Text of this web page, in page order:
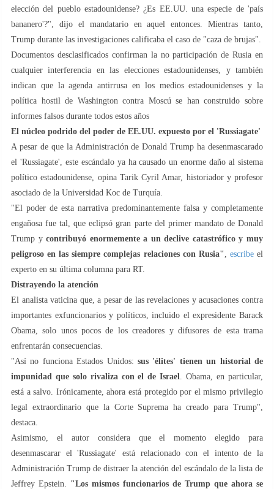
elección del pueblo estadounidense? ¿Es EE.UU. una especie de 'país
bananero'?", dijo el mandatario en aquel entonces. Mientras tanto,
Trump durante las investigaciones calificaba el caso de "caza de brujas".
Documentos desclasificados confirman la no participación de Rusia en
cualquier interferencia en las elecciones estadounidenses, y también
indican que la agenda antirrusa en los medios estadounidenses y la
política hostil de Washington contra Moscú se han construido sobre
informes falsos durante todos estos años
El núcleo podrido del poder de EE.UU. expuesto por el 'Russiagate'
A pesar de que la Administración de Donald Trump ha desenmascarado
el 'Russiagate', este escándalo ya ha causado un enorme daño al sistema
político estadounidense, opina Tarik Cyril Amar, historiador y profesor
asociado de la Universidad Koc de Turquía.
"El poder de esta narrativa predominantemente falsa y completamente
engañosa fue tal, que eclipsó gran parte del primer mandato de Donald
Trump ycontribuyó enormemente a un declive catastrófico y muy
peligroso en las siempre complejas relaciones con Rusia"
escribeel
experto en su última columna para RT.
Distrayendo la atención
El analista vaticina que, a pesar de las revelaciones y acusaciones contra
importantes exfuncionarios y políticos, incluido el expresidente Barack
Obama, solo unos pocos de los creadores y difusores de esta trama
enfrentarán consecuencias.
"Así no funciona Estados Unidos: sus 'élites' tienen un historial de
impunidad que solo rivaliza con el de Israel
. Obama, en particular,
está a salvo. Irónicamente, ahora está protegido por el mismo privilegio
legal extraordinario que la Corte Suprema ha creado para Trump",
destaca.
Asimismo, el autor considera que el momento elegido para
desenmascarar el 'Russiagate' está relacionado con el intento de la
Administración Trump de distraer la atención del escándalo de la lista de
Jeffrey Epstein.
"Los mismos funcionarios de Trump que ahora se